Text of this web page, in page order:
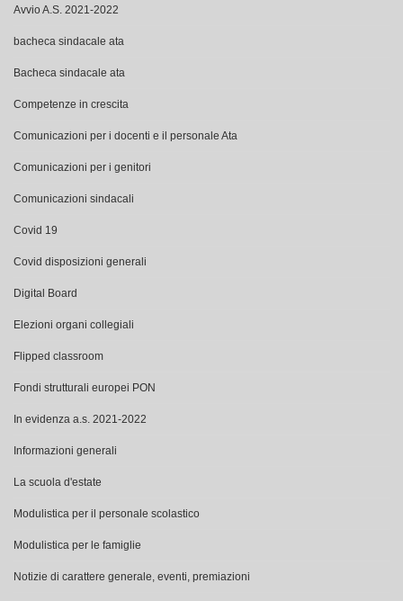
Avvio A.S. 2021-2022
bacheca sindacale ata
Bacheca sindacale ata
Competenze in crescita
Comunicazioni per i docenti e il personale Ata
Comunicazioni per i genitori
Comunicazioni sindacali
Covid 19
Covid disposizioni generali
Digital Board
Elezioni organi collegiali
Flipped classroom
Fondi strutturali europei PON
In evidenza a.s. 2021-2022
Informazioni generali
La scuola d'estate
Modulistica per il personale scolastico
Modulistica per le famiglie
Notizie di carattere generale, eventi, premiazioni